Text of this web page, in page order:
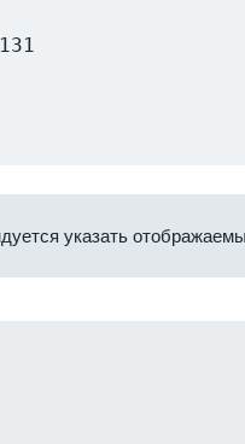
указать